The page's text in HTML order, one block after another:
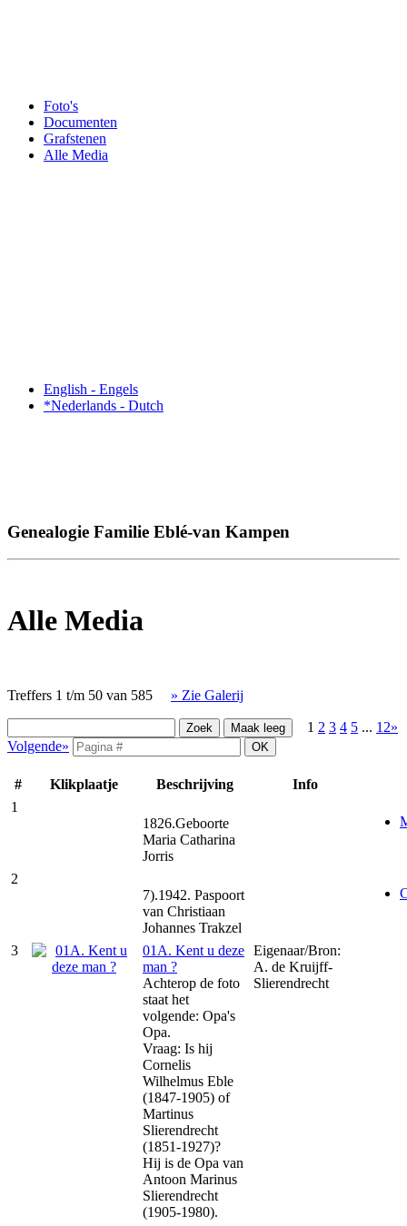
Foto's
Documenten
Grafstenen
Alle Media
English - Engels
*Nederlands - Dutch
Genealogie Familie Eblé-van Kampen
Alle Media
Treffers 1 t/m 50 van 585 » Zie Galerij
1 2 3 4 5 ... 12»
Volgende»
# Klikplaatje Beschrijving
Info
1
1826.Geboorte
Maria Catharina
Jorris
2
7).1942. Paspoort
van Christiaan
Johannes Trakzel
3
01A. Kent u deze
man ?
Achterop de foto
staat het
volgende: Opa's
Opa.
Vraag: Is hij
Cornelis
Wilhelmus Eble
(1847-1905) of
Martinus
Slierendrecht
(1851-1927)?
Hij is de Opa van
Antoon Marinus
Slierendrecht
(1905-1980).
Eigenaar/Bron:
A. de Kruijff-
Slierendrecht